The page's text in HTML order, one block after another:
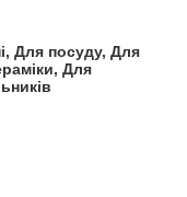
Для посуду, Для
Для